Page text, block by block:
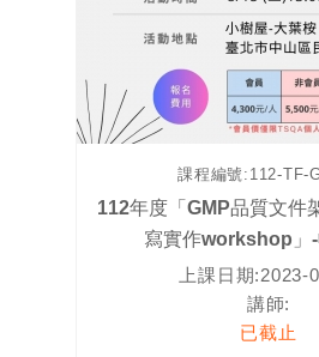
課程編號: 112-TF-
112年度「GMP品質文件
寫實作workshop」
上課日期:2023-
講師:
已截止